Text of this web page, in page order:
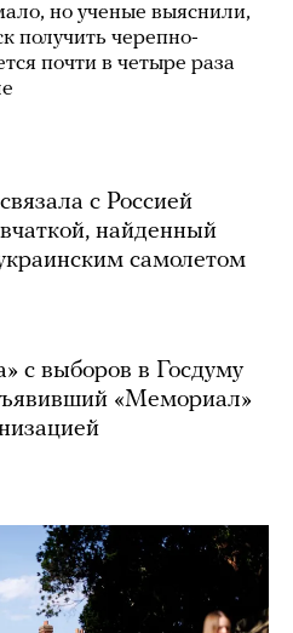
но ученые выяснили,
получить черепно-
почти в четыре раза
с Россией
найденный
самолетом
с выборов в Госдуму
«Мемориал»